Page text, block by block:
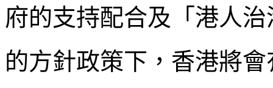
府的支持配合及「港人
的方針政策下，香港將